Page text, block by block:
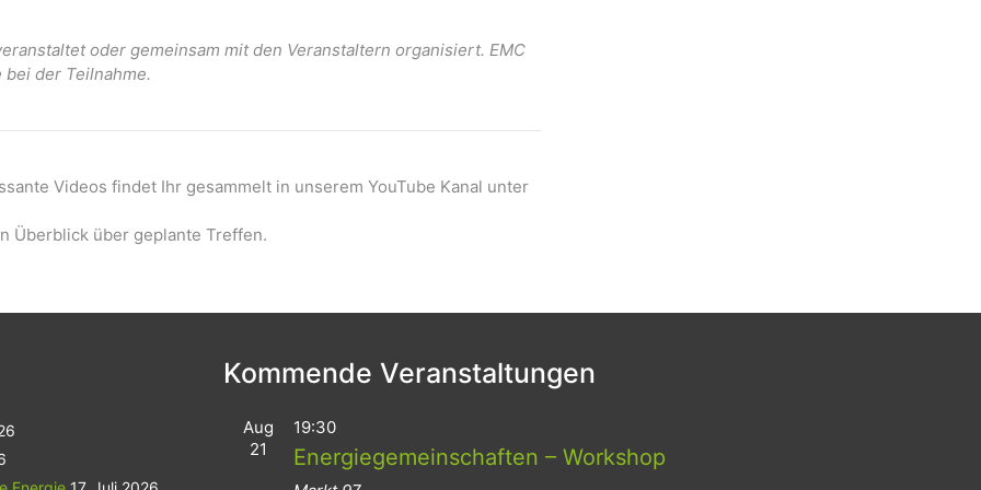
oder gemeinsam mit den Veranstaltern organisiert. EMC
der Teilnahme.
Videos findet Ihr gesammelt in unserem YouTube Kanal unter
Überblick über geplante Treffen.
Kommende Veranstaltungen
Aug
21
19:30
Energiegemeinschaften – Workshop